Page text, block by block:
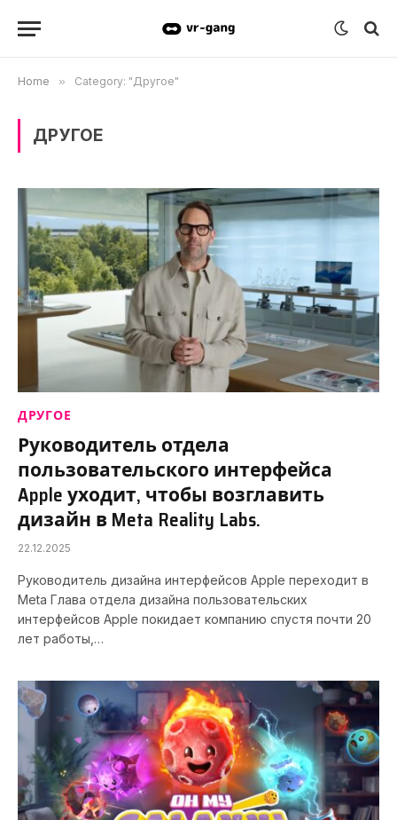
Home » Category: "Другое"
ДРУГОЕ
ДРУГОЕ
Руководитель отдела
пользовательского интерфейса
Apple уходит, чтобы возглавить
дизайн в Meta Reality Labs.
22.12.2025
Руководитель дизайна интерфейсов Apple переходит в
Meta Глава отдела дизайна пользовательских
интерфейсов Apple покидает компанию спустя почти 20
лет работы,…